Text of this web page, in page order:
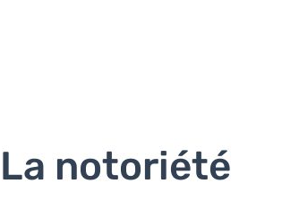
La notoriété